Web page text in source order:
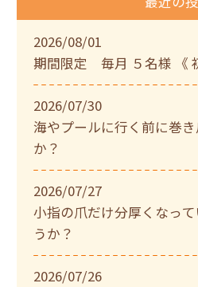
2026/08/01
期間限定 毎月 ５名様 《
2026/07/30
海やプールに行く前に巻
か？
2026/07/27
小指の爪だけ分厚くなっ
うか？
2026/07/26